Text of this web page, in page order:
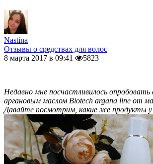
Nastina
Отзывы о средствах для волос
8 марта 2017 в 09:41
5823
Недавно мне посчастливилось опробовать
аргановым маслом Biotech argana line от
Давайте посмотрим, какие же продукты у